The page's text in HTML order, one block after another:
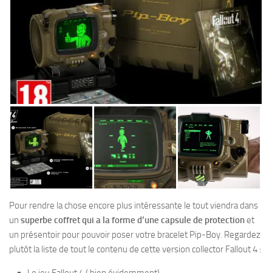
Pour rendre la chose encore plus intéressante le tout viendra dans
un superbe coffret qui a la forme d’une capsule de protectionet
un présentoir pour pouvoir poser votre bracelet Pip-Boy. Regardez
plutôt la liste de tout le contenu de cette version collector Fallout 4 :